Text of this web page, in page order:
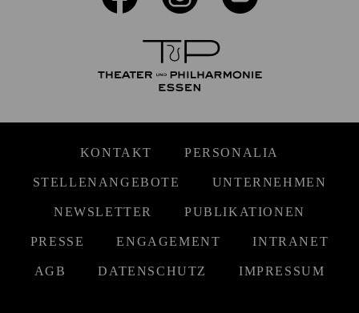
KONTAKT PERSONALIA
STELLENANGEBOTE UNTERNEHMEN
NEWSLETTER PUBLIKATIONEN
PRESSE ENGAGEMENT INTRANET
AGB DATENSCHUTZ IMPRESSUM